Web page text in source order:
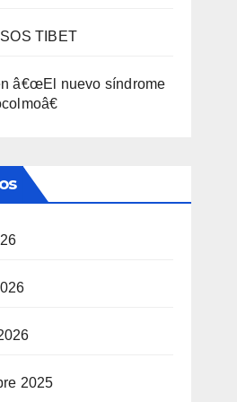
SOS TIBET
â€œEl nuevo sí­ndrome
2025